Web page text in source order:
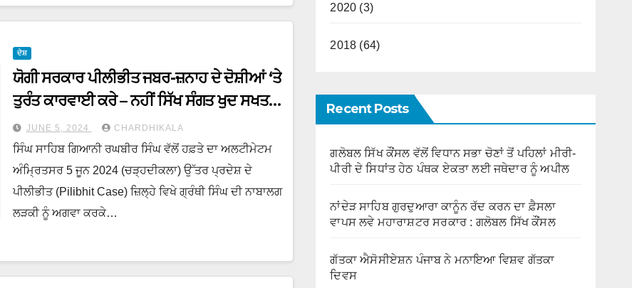
ਦੇਸ਼
ਯੋਗੀ ਸਰਕਾਰ ਪੀਲੀਭੀਤ ਜਬਰ-ਜ਼ਨਾਹ ਦੇ ਦੋਸ਼ੀਆਂ ‘ਤੇ
ਤੁਰੰਤ ਕਾਰਵਾਈ ਕਰੇ – ਨਹੀਂ ਸਿੱਖ ਸੰਗਤ ਖੁਦ ਸਖਤ
ਫੈਸਲੇ ਲਵੇਗੀ – ਐਡਵੋਕੇਟ ਧਾਮੀ
JUNE 5, 2024 CHARDHIKALA
ਸਿੰਘ ਸਾਹਿਬ ਗਿਆਨੀ ਰਘਬੀਰ ਸਿੰਘ ਵੱਲੋਂ ਹਫ਼ਤੇ ਦਾ ਅਲਟੀਮੇਟਮ
ਅੰਮ੍ਰਿਤਸਰ 5 ਜੂਨ 2024 (ਚੜ੍ਹਦੀਕਲਾ) ਉੱਤਰ ਪ੍ਰਦੇਸ਼ ਦੇ
ਪੀਲੀਭੀਤ (Pilibhit Case) ਜ਼ਿਲ੍ਹੇ ਵਿਖੇ ਗ੍ਰੰਥੀ ਸਿੰਘ ਦੀ ਨਾਬਾਲਗ
ਲੜਕੀ ਨੂੰ ਅਗਵਾ ਕਰਕੇ…
2020 (3)
2018 (64)
Recent Posts
ਗਲੋਬਲ ਸਿੱਖ ਕੌਂਸਲ ਵੱਲੋਂ ਵਿਧਾਨ ਸਭਾ ਚੋਣਾਂ ਤੋਂ ਪਹਿਲਾਂ ਮੀਰੀ-
ਪੀਰੀ ਦੇ ਸਿਧਾਂਤ ਹੇਠ ਪੰਥਕ ਏਕਤਾ ਲਈ ਜਥੇਦਾਰ ਨੂੰ ਅਪੀਲ
ਨਾਂਦੇੜ ਸਾਹਿਬ ਗੁਰਦੁਆਰਾ ਕਾਨੂੰਨ ਰੱਦ ਕਰਨ ਦਾ ਫ਼ੈਸਲਾ
ਵਾਪਸ ਲਵੇ ਮਹਾਰਾਸ਼ਟਰ ਸਰਕਾਰ : ਗਲੋਬਲ ਸਿੱਖ ਕੌਂਸਲ
ਗੱਤਕਾ ਐਸੋਸੀਏਸ਼ਨ ਪੰਜਾਬ ਨੇ ਮਨਾਇਆ ਵਿਸ਼ਵ ਗੱਤਕਾ
ਦਿਵਸ